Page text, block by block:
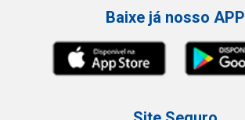
Baixe já nosso APP